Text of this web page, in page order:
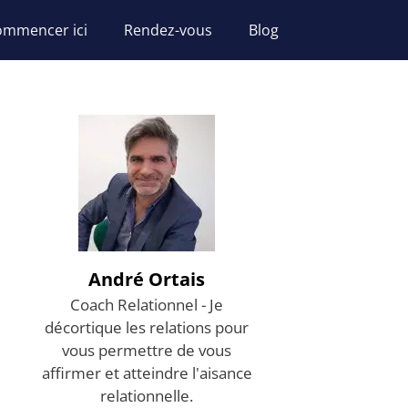
ici Rendez-vous Blog
André Ortais
Coach Relationnel - Je
décortique les relations pour
vous permettre de vous
affirmer et atteindre l'aisance
relationnelle.